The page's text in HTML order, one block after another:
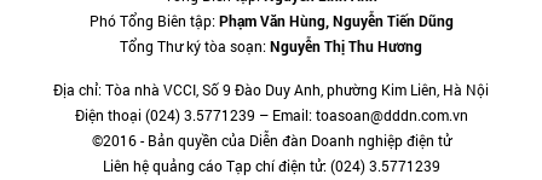
Phó Tổng Biên tập:Phạm Văn Hùng, Nguyễn Tiến Dũng
Tổng Thư ký tòa soạn:Nguyễn Thị Thu Hương
Địa chỉ: Tòa nhà VCCI, Số 9 Đào Duy Anh, phường Kim Liên, Hà Nội
Điện thoại (024) 3.5771239 – Email: toasoan@dddn.com.vn
©2016 - Bản quyền của Diễn đàn Doanh nghiệp điện tử
Liên hệ quảng cáo Tạp chí điện tử: (024) 3.5771239